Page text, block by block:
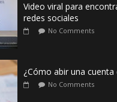
Video viral para
redes sociales
No Comments
¿Cómo abir una
No Comments